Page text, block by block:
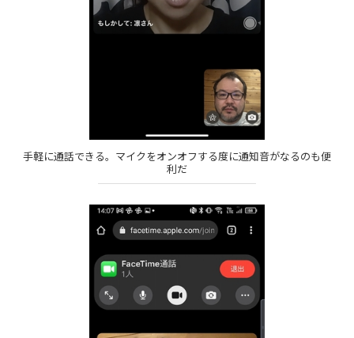
手軽に通話できる。マイクをオンオフする度に通知音がなるのも便
利だ